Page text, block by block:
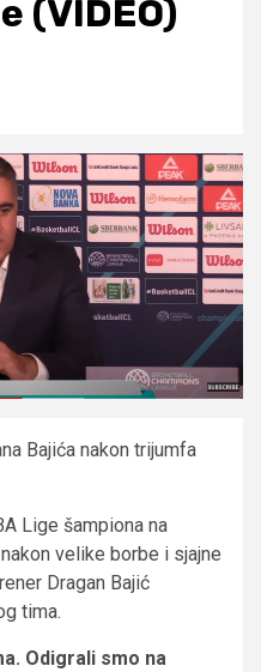
(VIDEO)
Bajića nakon trijumfa
Lige šampiona na
velike borbe i sjajne
Dragan Bajić
tima.
Odigrali smo na